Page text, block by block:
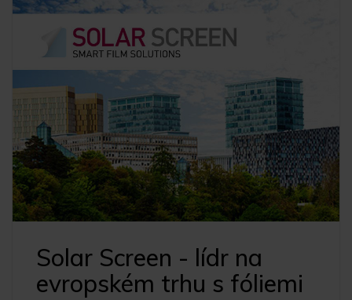
Solar Screen - lídr na
evropském trhu s fóliemi